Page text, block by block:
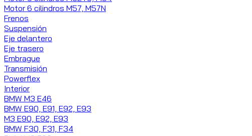
Motor 6 cilindros M57, M57N
Frenos
Suspensión
Eje delantero
Eje trasero
Embrague
Transmisión
Powerflex
Interior
BMW M3 E46
BMW E90, E91, E92, E93
M3 E90, E92, E93
BMW F30, F31, F34